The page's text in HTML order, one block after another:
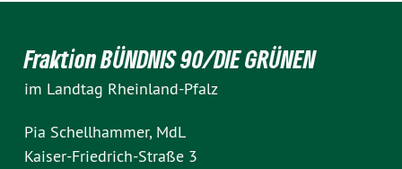
Fraktion BÜNDNIS 90/DIE GRÜNEN
im Landtag Rheinland-Pfalz
Pia Schellhammer, MdL
Kaiser-Friedrich-Straße 3